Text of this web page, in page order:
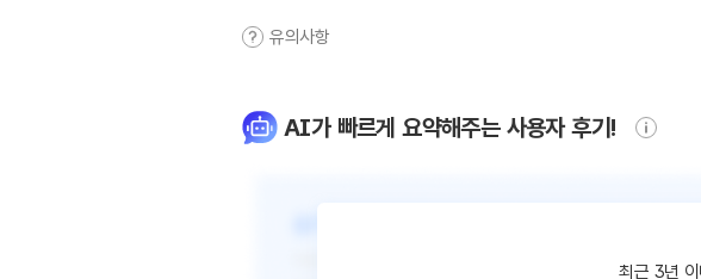
유의사항
AI가 빠르게 요약해주는 사용자 후기!
최근 3년 이